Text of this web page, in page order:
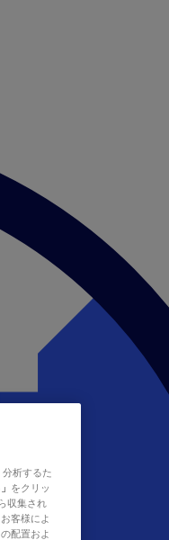
析するた
をクリッ
収集され
客様によ
配置およ